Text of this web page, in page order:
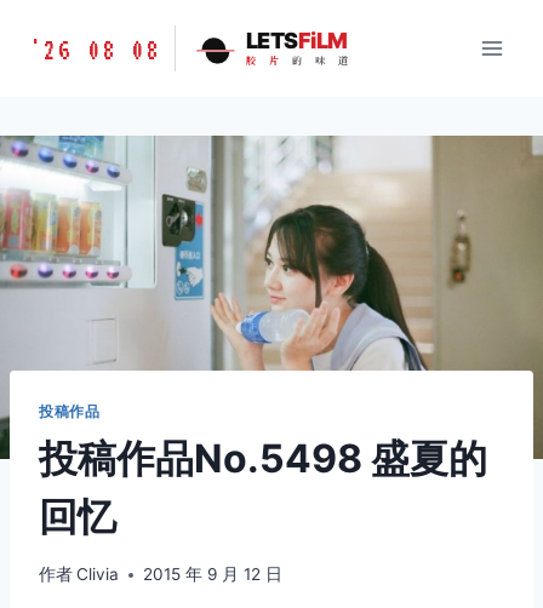
胶
味
道
LETSFILM
'26 08 08 LETSFiLM
胶 片 的 味 道
投稿作品
投稿作品No.5498 盛夏的
回忆
作者Clivia 2015 年 9 月 12 日